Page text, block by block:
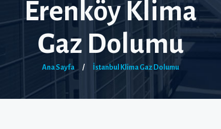
Erenköy Klima
Gaz Dolumu
Ana Sayfa / İstanbul Klima Gaz Dolumu